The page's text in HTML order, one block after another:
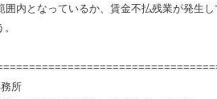
囲内となっているか、賃金不払残業が発生
所